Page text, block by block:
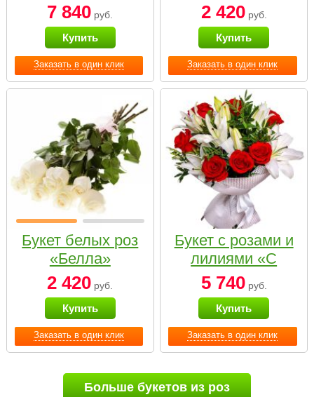
Заказать в один клик
7 840 руб.
Купить
Заказать в один клик
2 420руб.
Купить
Заказать в один клик
Букет белых роз
«Белла»
2 420 руб.
Купить
Заказать в один клик
Букет с розами и
лилиями «С
наилучшими
пожеланиями»
5 740руб.
Купить
Больше букетов из роз